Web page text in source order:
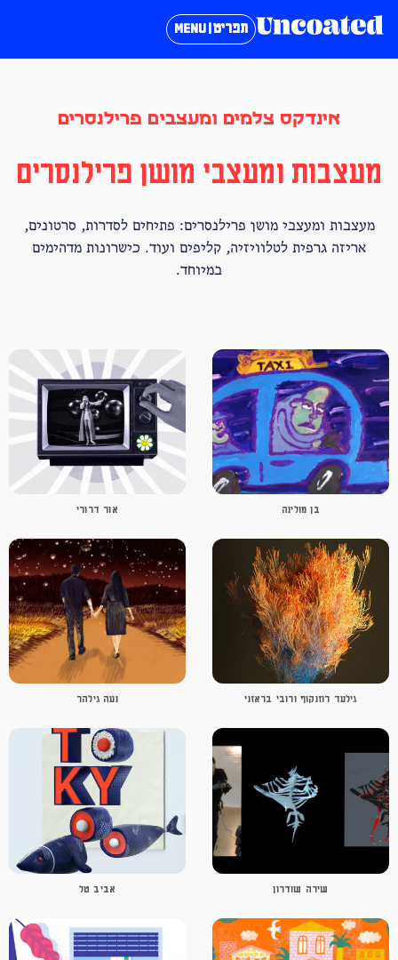
תפריט | MENU
אינדקס צלמים ומעצבים פרילנסרים
מעצבות ומעצבי מושן פרילנסרים
מעצבות ומעצבי מושן פרילנסרים: פתיחים לסדרות, סרטונים,
אריזה גרפית לטלוויזיה, קליפים ועוד. כישרונות מדהימים
במיוחד.
בן מולינה אור דרורי
גילעד רוזנקוף ורובי בראזני נעה גילהר
שירה שודרון אביב טל